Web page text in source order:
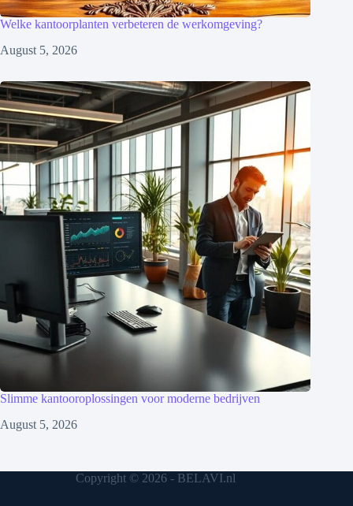
Welke kantoorplanten verbeteren de werkomgeving?
August 5, 2026
Slimme kantooroplossingen voor moderne bedrijven
August 5, 2026
Copyright © 2026 - BELAVI.nl